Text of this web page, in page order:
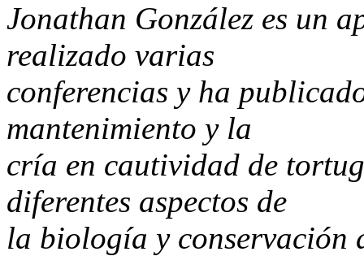
Jonathan González es un
realizado varias
conferencias y ha
mantenimiento y la
cría en cautividad de
diferentes aspectos de
la biología y conservación